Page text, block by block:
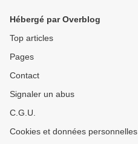
Hébergé par Overblog
Top articles
Pages
Contact
Signaler un abus
C.G.U.
Cookies et données personnelles